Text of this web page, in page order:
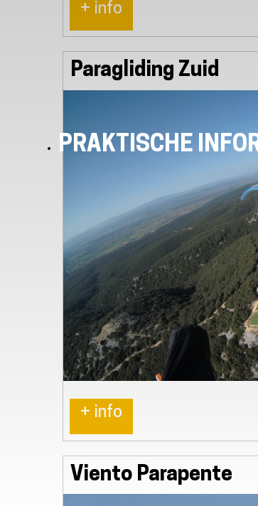
PRAKTISCHE
+ info
Paragliding Zuid
+ info
Viento Parapente